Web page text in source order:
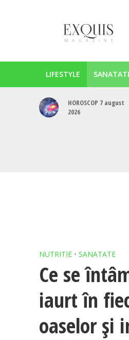
LIFESTYLE
HOROSCOP 7 august
2026
NUTRITIE • SANATATE
Ce se
iaurt în
oaselor și